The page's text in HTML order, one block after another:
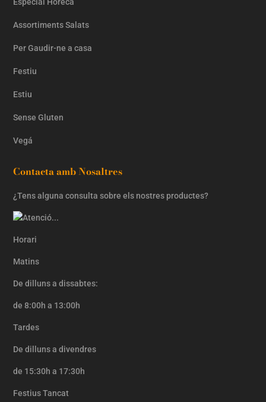
Assortiments Salats
Per Gaudir-ne a casa
Festiu
Estiu
Sense Gluten
Vegá
Contacta amb Nosaltres
¿Tens alguna consulta sobre els nostres productes?
Horari
Matins
De dilluns a dissabtes:
de 8:00h a 13:00h
Tardes
De dilluns a divendres
de 15:30h a 17:30h
Festius Tancat